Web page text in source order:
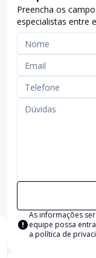
Preencha os
especialistas entre
As informações
equipe possa
a política de